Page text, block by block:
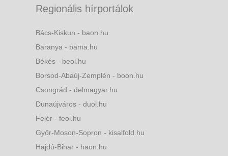
Regionális hírportálok
Bács-Kiskun - baon.hu
Baranya - bama.hu
Békés - beol.hu
Borsod-Abaúj-Zemplén - boon.hu
Csongrád - delmagyar.hu
Dunaújváros - duol.hu
Fejér - feol.hu
Győr-Moson-Sopron - kisalfold.hu
Hajdú-Bihar - haon.hu